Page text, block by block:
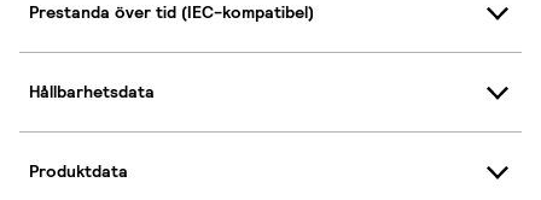
Prestanda över tid (IEC-kompatibel)
Hållbarhetsdata
Produktdata